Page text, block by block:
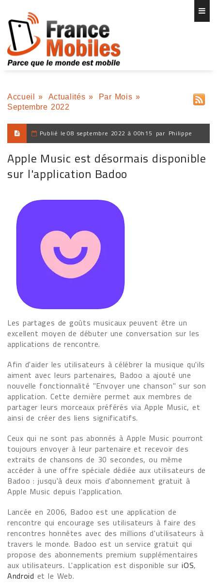
Accueil » Actualités » Par Mois »
Septembre 2022
Publié le 08 septembre 2022 à 00h15 par Philippe
Apple Music est désormais disponible
sur l'application Badoo
Les partages de goûts musicaux peuvent être un
excellent moyen de débuter une conversation sur les
applications de rencontre.
Afin d'aider les utilisateurs à célébrer la musique qu'ils
aiment avec leurs partenaires, Badoo a ajouté une
nouvelle fonctionnalité "Envoyer une chanson" sur son
application. Cette dernière permet aux membres de
partager leurs morceaux préférés via Apple Music, et
ainsi de créer des liens significatifs.
Ceux qui ne sont pas abonnés à Apple Music pourront
toujours envoyer à leur partenaire et recevoir des
extraits de chansons de 30 secondes, ou même
accéder à une offre spéciale dédiée aux utilisateurs de
Badoo : jusqu'à deux mois d'abonnement gratuit à
Apple Music depuis l'application.
Lancée en 2006, Badoo est une application de
rencontre qui encourage ses utilisateurs à faire des
rencontres honnêtes avec des millions d'utilisateurs à
travers le monde. Badoo est un service gratuit qui
propose des abonnements premium supplémentaires
aux utilisateurs. L'application est disponible suriOS,
Android et le Web.